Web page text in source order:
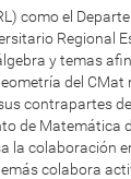
como el
Regional
y temas
del CMat
contrapartes de
de Matemática
la colaboración
colabora